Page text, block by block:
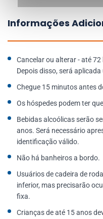
Informações
Cancelar ou alterar - até
Depois disso, será
Chegue 15 minutos antes
Os hóspedes podem ter
Bebidas alcoólicas serão
anos. Será necessário
identificação válido.
Não há banheiros a bordo.
Usuários de cadeira de
inferior, mas precisarão
fixa.
Crianças de até 15 anos